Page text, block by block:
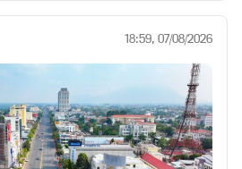
18:59, 07/08/2026